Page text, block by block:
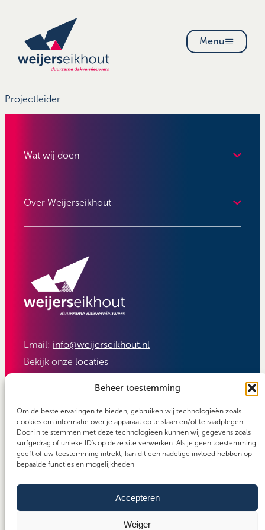
Beheer toestemming
Om de beste ervaringen te bieden, gebruiken wij technologieën zoals
cookies om informatie over je apparaat op te slaan en/of te raadplegen.
Door in te stemmen met deze technologieën kunnen wij gegevens zoals
surfgedrag of unieke ID's op deze site verwerken. Als je geen toestemming
geeft of uw toestemming intrekt, kan dit een nadelige invloed hebben op
bepaalde functies en mogelijkheden.
Accepteren
Weiger
Menu
Projectleider
Wat wij doen
Over Weijerseikhout
Email: info@weijerseikhout.nl
Bekijk onze locaties
Copyright 2026 - Weijerseikhout